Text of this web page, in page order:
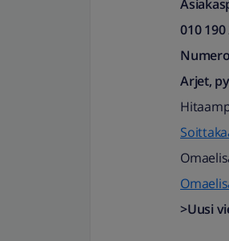
010
Arjet,
>Uusi